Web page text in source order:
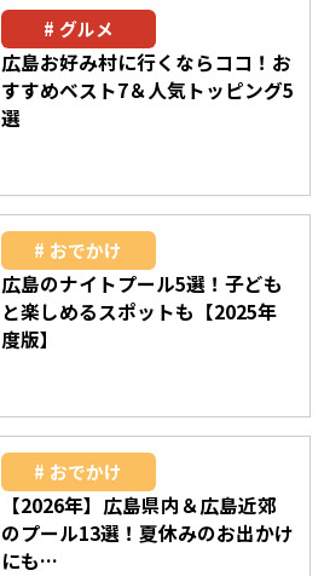
グルメ
広島お好み村に行くならココ！お
すすめベスト7＆人気トッピング5
選
おでかけ
広島のナイトプール5選！子ども
と楽しめるスポットも【2025年
度版】
おでかけ
【2026年】広島県内＆広島近郊
のプール13選！夏休みのお出かけ
にも…